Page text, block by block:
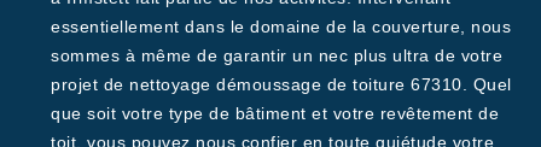
essentiellement dans le domaine de la couverture, nous
sommes à même de garantir un nec plus ultra de votre
projet de nettoyage démoussage de toiture 67310. Quel
que soit votre type de bâtiment et votre revêtement de
toit, vous pouvez nous confier en toute quiétude votre